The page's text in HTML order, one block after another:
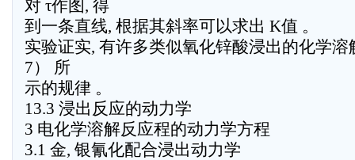
对 τ作图, 得
到一条直线, 根据其斜率可以求出 K值 。
实验证实, 有许多类似氧化锌酸浸出的化学溶
7） 所
示的规律 。
13.3 浸出反应的动力学
3 电化学溶解反应程的动力学方程
3.1 金, 银氰化配合浸出动力学